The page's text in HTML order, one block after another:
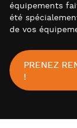
équipements
été
de vos
PRENEZ
!